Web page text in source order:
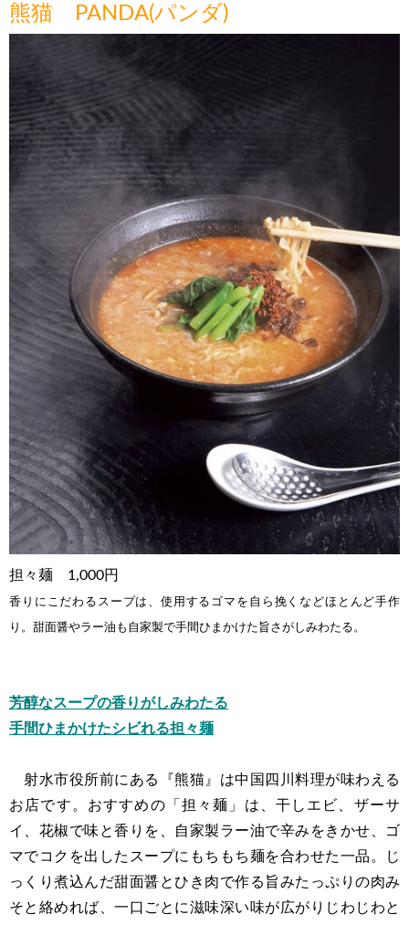
熊猫 PANDA(パンダ)
担々麺 1,000円
香りにこだわるスープは、使用するゴマを自ら挽くなどほとんど手作
り。甜面醤やラー油も自家製で手間ひまかけた旨さがしみわたる。
芳醇なスープの香りがしみわたる
手間ひまかけたシビれる担々麺
射水市役所前にある『熊猫』は中国四川料理が味わえる
お店です。おすすめの「担々麺」は、干しエビ、ザーサ
イ、花椒で味と香りを、自家製ラー油で辛みをきかせ、ゴ
マでコクを出したスープにもちもち麺を合わせた一品。じ
っくり煮込んだ甜面醤とひき肉で作る旨みたっぷりの肉み
そと絡めれば、一口ごとに滋味深い味が広がりじわじわと